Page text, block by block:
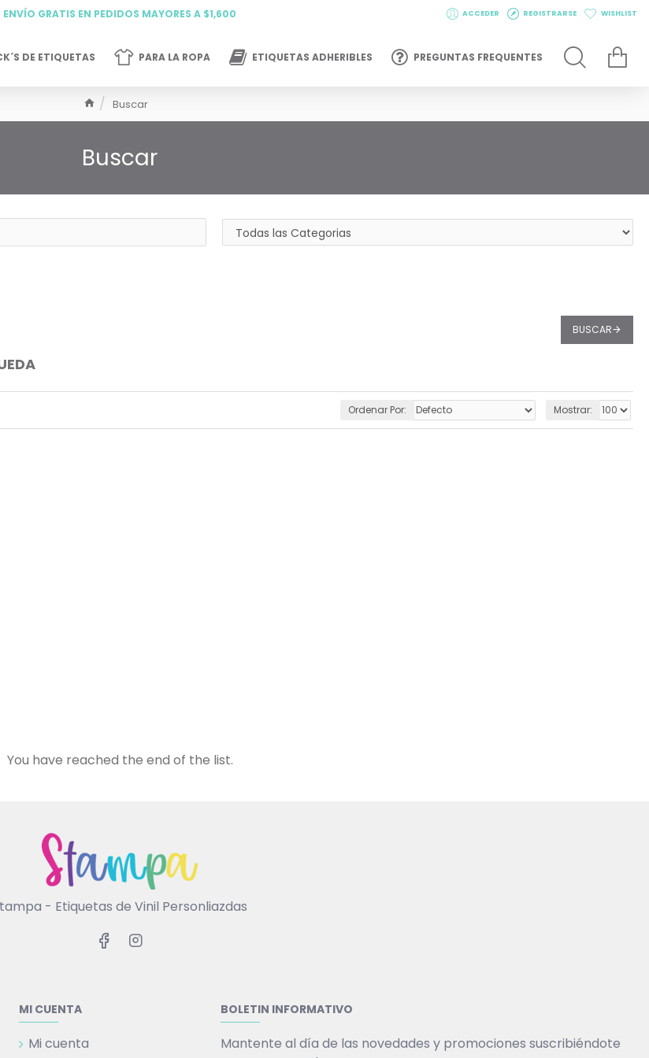
ENVÍO GRATIS EN PEDIDOS MAYORES A $1,600 ACCEDER REGISTRARSE WISHLIST
DE ETIQUETAS PARA LA ROPA ETIQUETAS ADHERIBLES PREGUNTAS FREQUENTES
Buscar
Buscar
BUSCAR
Ordenar Por: Mostrar:
You have reached the end of the list.
- Etiquetas de Vinil Personliazdas
MI CUENTA
Mi cuenta
BOLETIN INFORMATIVO
Mantente al día de las novedades y promociones suscribiéndote